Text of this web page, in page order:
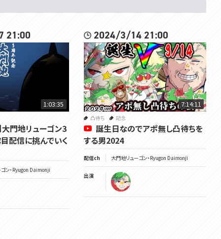
21:00
1:03:35
大門地リューゴン3
配信に挑んでいく
ン・Ryugon Daimonji
2024/3/14 21:00
7:14:11
凸待ち 記念
誕生日なのでアポ無し凸待ちを
する男2024
配信ch 大門地リューゴン・Ryugon Daimonji
出演